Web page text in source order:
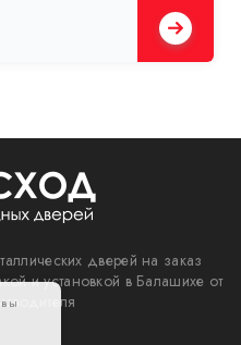
дверей на заказ
и установкой в Балашихе от
вы